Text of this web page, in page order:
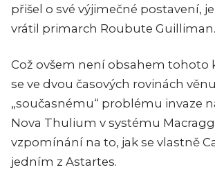
přišel o své výjimečné postavení,
vrátil primarch Roubute Guilliman.
Což ovšem není obsahem tohoto
se ve dvou časových rovinách
„současnému“ problému invaze
Nova Thulium v systému
vzpomínání na to, jak se vlastně
jedním z Astartes.